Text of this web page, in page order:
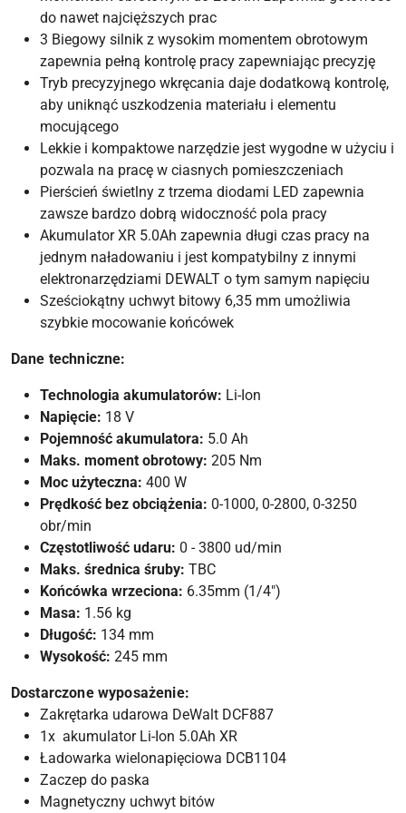
do nawet najcięższych prac
3 Biegowy silnik z wysokim momentem obrotowym
zapewnia pełną kontrolę pracy zapewniając precyzję
Tryb precyzyjnego wkręcania daje dodatkową kontrolę,
aby uniknąć uszkodzenia materiału i elementu
mocującego
Lekkie i kompaktowe narzędzie jest wygodne w użyciu i
pozwala na pracę w ciasnych pomieszczeniach
Pierścień świetlny z trzema diodami LED zapewnia
zawsze bardzo dobrą widoczność pola pracy
Akumulator XR 5.0Ah zapewnia długi czas pracy na
jednym naładowaniu i jest kompatybilny z innymi
elektronarzędziami DEWALT o tym samym napięciu
Sześciokątny uchwyt bitowy 6,35 mm umożliwia
szybkie mocowanie końcówek
Dane techniczne:
Technologia akumulatorów: Li-Ion
Napięcie: 18 V
Pojemność akumulatora: 5.0 Ah
Maks. moment obrotowy: 205 Nm
Moc użyteczna: 400 W
Prędkość bez obciążenia: 0-1000, 0-2800, 0-3250
obr/min
Częstotliwość udaru: 0 - 3800 ud/min
Maks. średnica śruby: TBC
Końcówka wrzeciona: 6.35mm (1/4")
Masa: 1.56 kg
Długość: 134 mm
Wysokość: 245 mm
Dostarczone wyposażenie:
Zakrętarka udarowa DeWalt DCF887
1x akumulator Li-Ion 5.0Ah XR
Ładowarka wielonapięciowa DCB1104
Zaczep do paska
Magnetyczny uchwyt bitów